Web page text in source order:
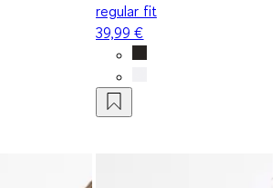
regular fit
39,99 €